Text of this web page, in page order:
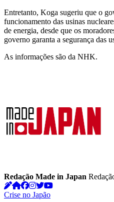
Entretanto, Koga sugeriu que o
funcionamento das usinas
de energia, desde que os
governo garanta a segurança das
As informações são da NHK.
Redação Made in Japan
Crise no Japão